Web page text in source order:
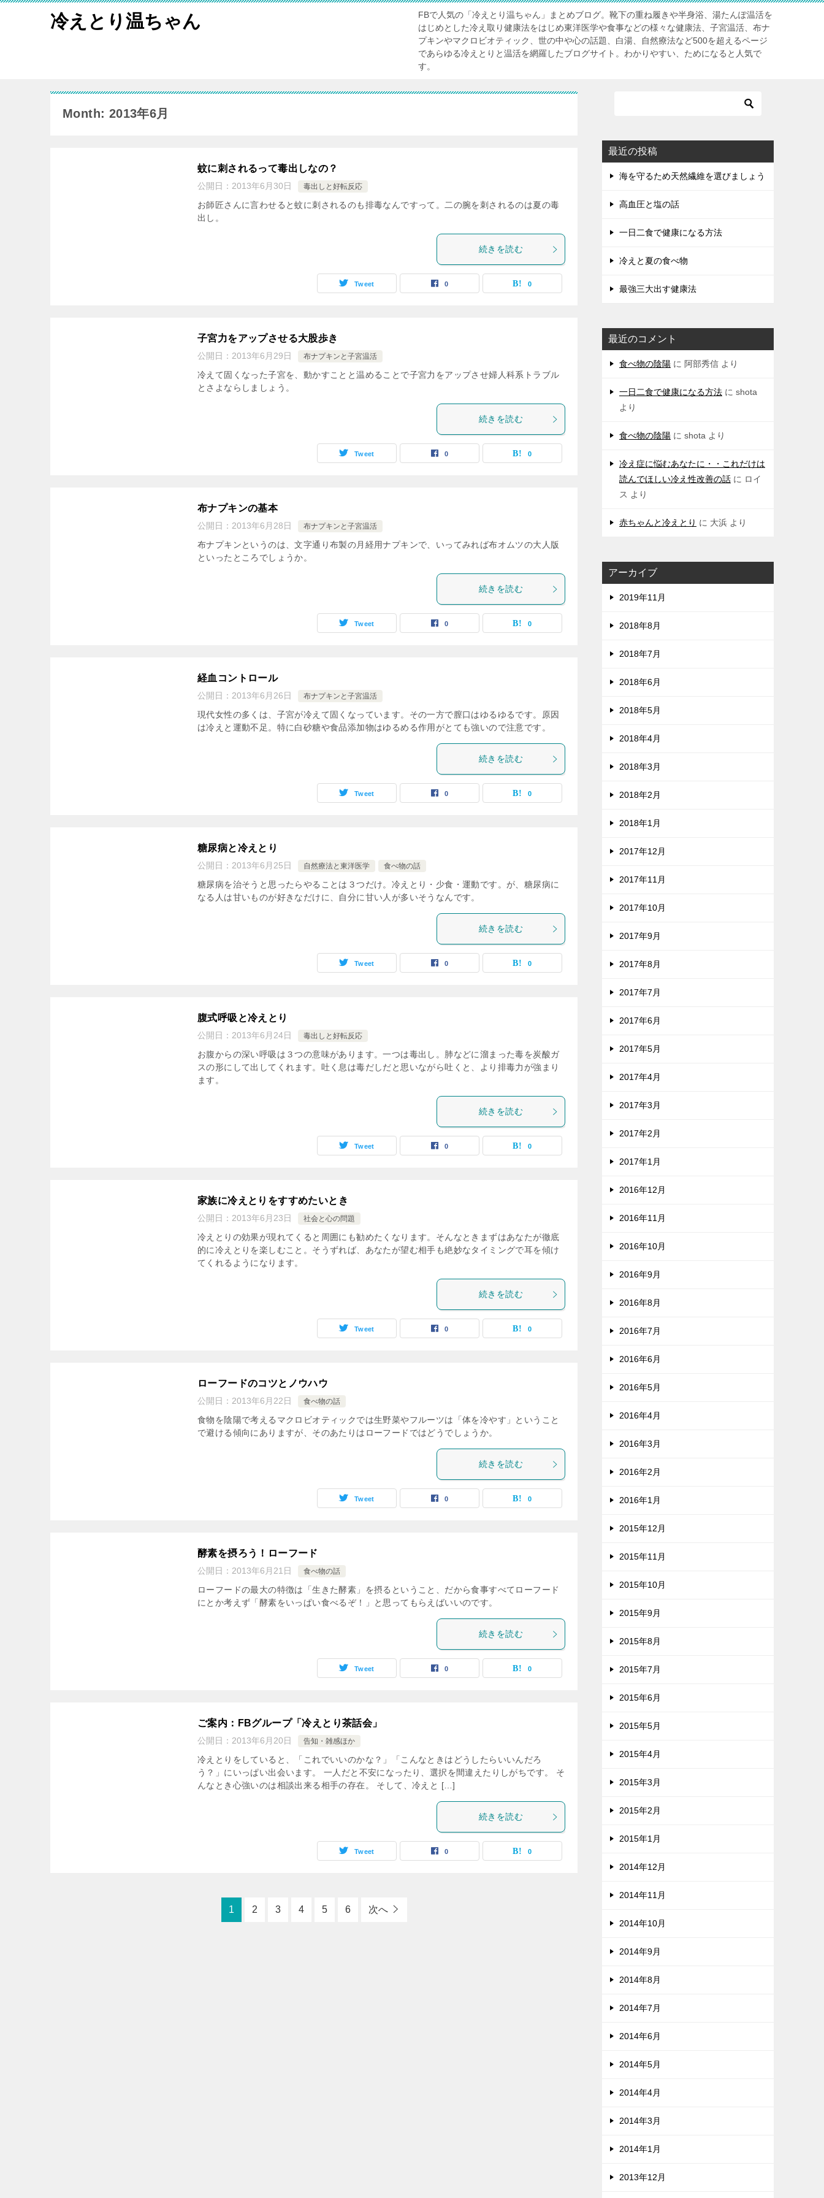
冷えとり温ちゃん
FBで人気の「冷えとり温ちゃん」まとめブログ。靴下の重ね履きや半身浴、湯たんぽ温活を
はじめとした冷え取り健康法をはじめ東洋医学や食事などの様々な健康法、子宮温活、布ナ
プキンやマクロビオティック、世の中や心の話題、白湯、自然療法など500を超えるページ
であらゆる冷えとりと温活を網羅したブログサイト。わかりやすい、ためになると人気で
す。
Month: 2013年6月
蚊に刺されるって毒出しなの？
公開日： 2013年6月30日 毒出しと好転反応
お師匠さんに言わせると蚊に刺されるのも排毒なんですって。二の腕を刺されるのは夏の毒
出し。
続きを読む
Tweet 0 0
子宮力をアップさせる大股歩き
公開日： 2013年6月29日 布ナプキンと子宮温活
冷えて固くなった子宮を、動かすことと温めることで子宮力をアップさせ婦人科系トラブル
とさよならしましょう。
続きを読む
Tweet 0 0
布ナプキンの基本
公開日： 2013年6月28日 布ナプキンと子宮温活
布ナプキンというのは、文字通り布製の月経用ナプキンで、いってみれば布オムツの大人版
といったところでしょうか。
続きを読む
Tweet 0 0
経血コントロール
公開日： 2013年6月26日 布ナプキンと子宮温活
現代女性の多くは、子宮が冷えて固くなっています。その一方で膣口はゆるゆるです。原因
は冷えと運動不足。特に白砂糖や食品添加物はゆるめる作用がとても強いので注意です。
続きを読む
Tweet 0 0
糖尿病と冷えとり
公開日： 2013年6月25日 自然療法と東洋医学 食べ物の話
糖尿病を治そうと思ったらやることは３つだけ。冷えとり・少食・運動です。が、糖尿病に
なる人は甘いものが好きなだけに、自分に甘い人が多いそうなんです。
続きを読む
Tweet 0 0
腹式呼吸と冷えとり
公開日： 2013年6月24日 毒出しと好転反応
お腹からの深い呼吸は３つの意味があります。一つは毒出し。肺などに溜まった毒を炭酸ガ
スの形にして出してくれます。吐く息は毒だしだと思いながら吐くと、より排毒力が強まり
ます。
続きを読む
Tweet 0 0
家族に冷えとりをすすめたいとき
公開日： 2013年6月23日 社会と心の問題
冷えとりの効果が現れてくると周囲にも勧めたくなります。そんなときまずはあなたが徹底
的に冷えとりを楽しむこと。そうずれば、あなたが望む相手も絶妙なタイミングで耳を傾け
てくれるようになります。
続きを読む
Tweet 0 0
ローフードのコツとノウハウ
公開日： 2013年6月22日 食べ物の話
食物を陰陽で考えるマクロビオティックでは生野菜やフルーツは「体を冷やす」ということ
で避ける傾向にありますが、そのあたりはローフードではどうでしょうか。
続きを読む
Tweet 0 0
酵素を摂ろう！ローフード
公開日： 2013年6月21日 食べ物の話
ローフードの最大の特徴は「生きた酵素」を摂るということ、だから食事すべてローフード
にとか考えず「酵素をいっぱい食べるぞ！」と思ってもらえばいいのです。
続きを読む
Tweet 0 0
ご案内：FBグループ「冷えとり茶話会」
公開日： 2013年6月20日 告知・雑感ほか
冷えとりをしていると、「これでいいのかな？」「こんなときはどうしたらいいんだろ
う？」にいっぱい出会います。 一人だと不安になったり、選択を間違えたりしがちです。 そ
んなとき心強いのは相談出来る相手の存在。 そして、冷えと […]
続きを読む
Tweet 0 0
1 2 3 4 5 6 次へ
最近の投稿
海を守るため天然繊維を選びましょう
高血圧と塩の話
一日二食で健康になる方法
冷えと夏の食べ物
最強三大出す健康法
最近のコメント
食べ物の陰陽 に 阿部秀信 より
一日二食で健康になる方法 に shota
より
食べ物の陰陽 に shota より
冷え症に悩むあなたに・・これだけは
読んでほしい冷え性改善の話 に ロイ
ス より
赤ちゃんと冷えとり に 大浜 より
アーカイブ
2019年11月
2018年8月
2018年7月
2018年6月
2018年5月
2018年4月
2018年3月
2018年2月
2018年1月
2017年12月
2017年11月
2017年10月
2017年9月
2017年8月
2017年7月
2017年6月
2017年5月
2017年4月
2017年3月
2017年2月
2017年1月
2016年12月
2016年11月
2016年10月
2016年9月
2016年8月
2016年7月
2016年6月
2016年5月
2016年4月
2016年3月
2016年2月
2016年1月
2015年12月
2015年11月
2015年10月
2015年9月
2015年8月
2015年7月
2015年6月
2015年5月
2015年4月
2015年3月
2015年2月
2015年1月
2014年12月
2014年11月
2014年10月
2014年9月
2014年8月
2014年7月
2014年6月
2014年5月
2014年4月
2014年3月
2014年1月
2013年12月